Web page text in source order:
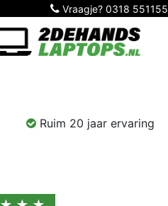
Vraagje? 0318 551155
Ruim 20 jaar ervaring